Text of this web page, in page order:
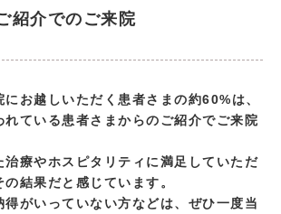
紹介でのご来院
にお越しいただく患者さまの約60%は、
れている患者さまからのご紹介でご来院
治療やホスピタリティに満足していただ
結果だと感じています。
得がいっていない方などは、ぜひ一度当